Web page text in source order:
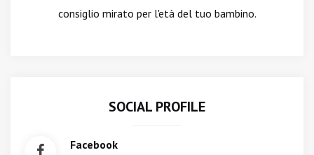
consiglio mirato per l'età del tuo bambino.
SOCIAL PROFILE
Facebook